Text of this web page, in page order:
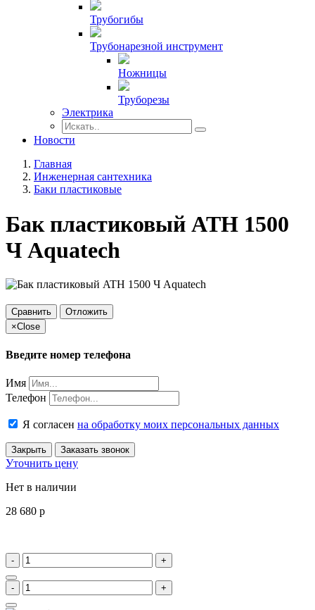
Трубогибы
Трубонарезной инструмент
Ножницы
Труборезы
Электрика
Новости
Главная
Инженерная сантехника
Баки пластиковые
Бак пластиковый ATH 1500
Ч Aquatech
Сравнить
Отложить
×Close
Введите номер телефона
Имя
Телефон
Я согласен на обработку моих персональных данных
Закрыть Заказать звонок
Уточнить цену
Нет в наличии
28 680 p
- +
- +